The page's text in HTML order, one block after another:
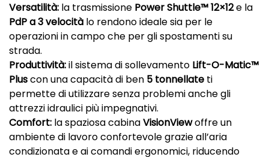
Versatilità: la trasmissione Power Shuttle™️ 12×12e la
PdP a 3 velocità lo rendono ideale sia per le
operazioni in campo che per gli spostamenti su
strada.
Produttività:il sistema di sollevamento Lift-O-Matic™️
Pluscon una capacità di ben 5 tonnellate ti
permette di utilizzare senza problemi anche gli
attrezzi idraulici più impegnativi.
Comfort: la spaziosa cabinaVisionViewoffre un
ambiente di lavoro confortevole grazie all’aria
condizionata e ai comandi ergonomici, riducendo